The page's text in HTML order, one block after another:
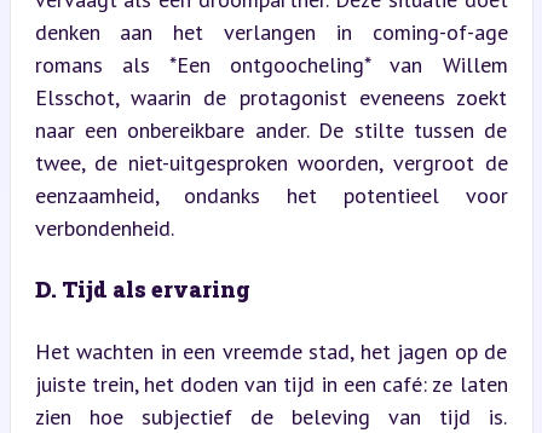
denken aan het verlangen in coming-of-age
romans als *Een ontgoocheling* van Willem
Elsschot, waarin de protagonist eveneens zoekt
naar een onbereikbare ander. De stilte tussen de
twee, de niet-uitgesproken woorden, vergroot de
eenzaamheid, ondanks het potentieel voor
verbondenheid.
D. Tijd als ervaring
Het wachten in een vreemde stad, het jagen op de
juiste trein, het doden van tijd in een café: ze laten
zien hoe subjectief de beleving van tijd is.